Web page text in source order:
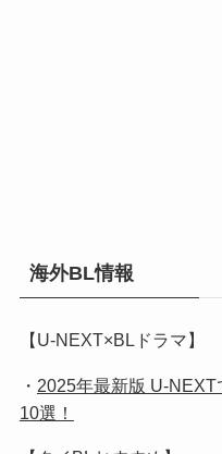
海外BL情報
【U-NEXT×BLドラマ】
・ 2025年最新版 U-
10選！